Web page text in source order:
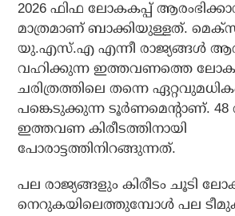
2026 ഫിഫ ലോകകപ്പ്
മാത്രമാണ് ബാക്കിയുള്ളത്.
യു.എസ്.എ എന്നീ രാജ്യങ്ങള്‍
വഹിക്കുന്ന ഇത്തവണത്തെ
ചരിത്രത്തിലെ തന്നെ
പങ്കെടുക്കുന്ന ടൂര്‍ണമെന്റാണ്. 48
ഇത്തവണ കിരീടത്തിനായി
പോരാട്ടത്തിനിറങ്ങുന്നത്.
പല രാജ്യങ്ങളും കിരീടം ചൂടി
നെറുകയിലെത്തുമ്പോള്‍ പല